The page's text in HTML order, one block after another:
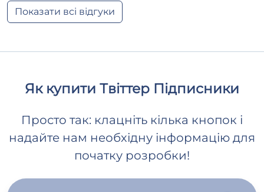
Показати всі відгуки
Як купити Твіттер Підписники
Просто так: клацніть кілька кнопок і
надайте нам необхідну інформацію для
початку розробки!